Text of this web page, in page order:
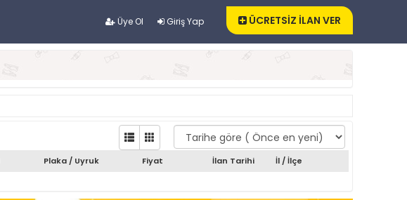
Üye Ol Giriş Yap ÜCRETSİZ İLAN VER
Plaka / Uyruk Fiyat İlan Tarihi İl / İlçe